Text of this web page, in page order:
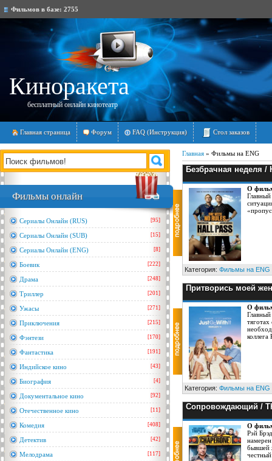
Фильмов в базе: 2755
Киноракета
бесплатный онлайн кинотеатр
Главная страница Форум FAQ (Инструкция) Стол заказов
Фильмы онлайн
Сериалы Онлайн (RUS) [95]
Сериалы Онлайн (SUB) [15]
Сериалы Онлайн (ENG) [8]
Боевик [222]
Драма [248]
Триллер [201]
Ужасы [271]
Приключения [215]
Фэнтези [170]
Фантастика [191]
Индийское кино [43]
Биография [4]
Документальное кино [92]
Отечественное кино [11]
Комедия [408]
Детектив [42]
Мелодрама [117]
Главная » Фильмы на ENG
Безбрачная неделя /
О
Категория: Фильмы на ENG
Притворись моей
О
Категория: Фильмы на ENG
Сопровождающий /
О
Рэй
бывшей
честный